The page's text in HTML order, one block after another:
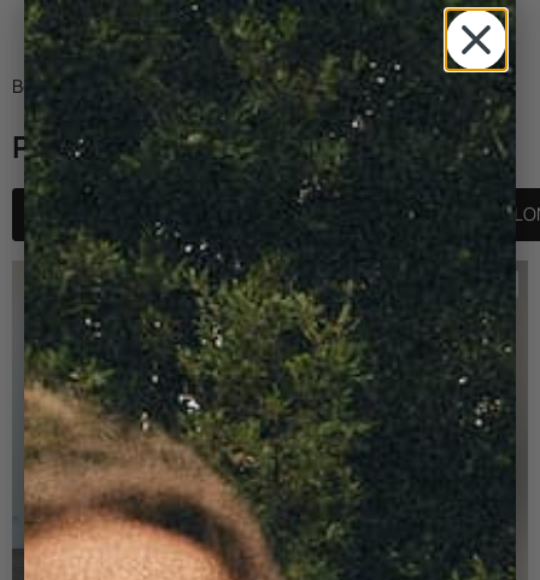
Boutique PANTALONS PINCE
PANTALONS PINCE
NOUVEAUTES
-50%